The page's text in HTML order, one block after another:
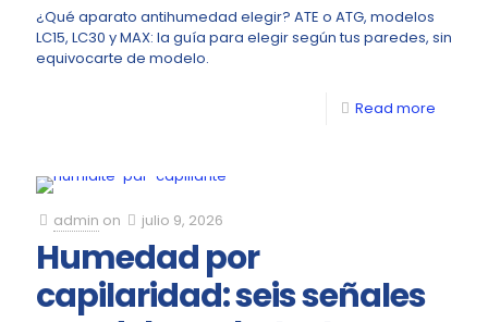
¿Qué aparato antihumedad elegir? ATE o ATG, modelos
LC15, LC30 y MAX: la guía para elegir según tus paredes, sin
equivocarte de modelo.
Read more
admin on julio 9, 2026
Humedad por
capilaridad: seis señales